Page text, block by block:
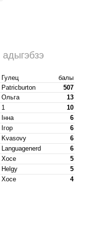
адыгэбзэ
Гулец
балы
Patricburton
507
Ольга
13
1
10
Інна
6
Ігор
6
Kvasovy
6
Languagenerd
6
Хосе
5
Helgy
5
Хосе 4